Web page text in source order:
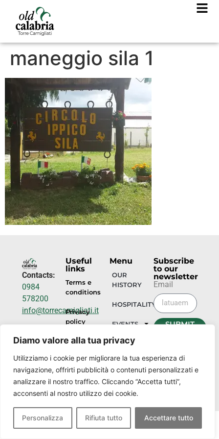
Diamo valore alla tua privacy
Utilizziamo i cookie per migliorare la tua esperienza di
navigazione, offrirti pubblicità o contenuti personalizzati e
analizzare il nostro traffico. Cliccando “Accetta tutti”,
acconsenti al nostro utilizzo dei cookie.
Personalizza Rifiuta tutto Accettare tutto
maneggio sila 1
Contacts:
0984
578200
info@torrecamigliati.it
Camigliati,
Silano CS
Useful
links
Terms e
conditions
Privacy
policy
Menu
OUR
HISTORY
HOSPITALITY
EVENTS
OUR
Subscribe
to our
newsletter
Email
SUBMIT